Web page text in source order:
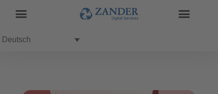
Deutsch